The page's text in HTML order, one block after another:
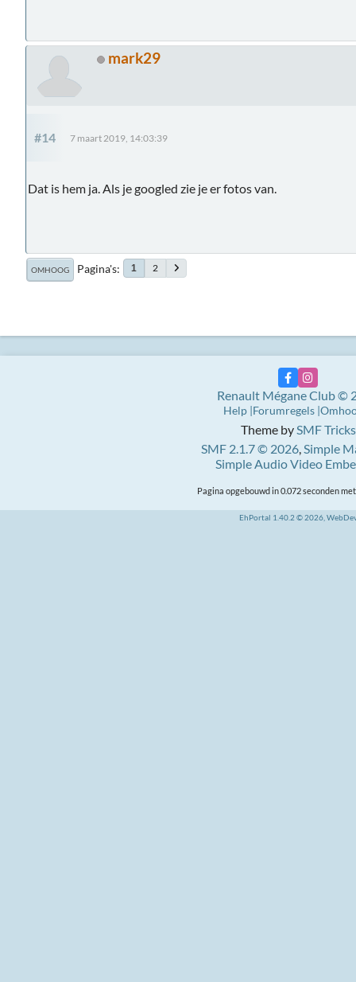
mark29
#14 7 maart 2019, 14:03:39
Dat is hem ja. Als je googled zie je er fotos van.
OMHOOG Pagina's 1 2
Theme bySMF Tricks
SMF 2.1.7 © 2026,Simple
Simple Audio Video
Renault Mégane Club ©
Help Forumregels
Pagina opgebouwd in 0.072 seconden
EhPortal 1.40.2 © 2026,